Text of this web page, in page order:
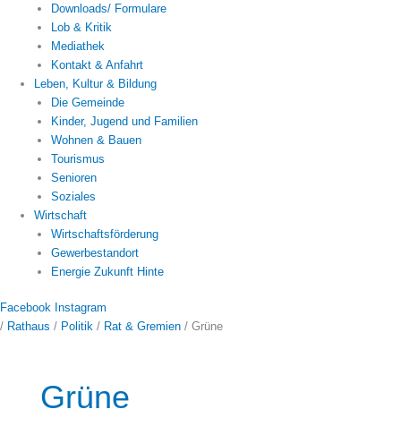
Downloads/ Formulare
Lob & Kritik
Mediathek
Kontakt & Anfahrt
Leben, Kultur & Bildung
Die Gemeinde
Kinder, Jugend und Familien
Wohnen & Bauen
Tourismus
Senioren
Soziales
Wirtschaft
Wirtschaftsförderung
Gewerbestandort
Energie Zukunft Hinte
Facebook Instagram
/ Rathaus / Politik / Rat & Gremien / Grüne
Grüne